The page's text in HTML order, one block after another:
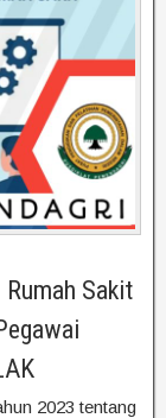
Sakit
2023 tentang